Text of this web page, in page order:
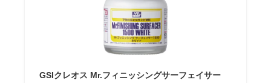
GSIクレオス Mr.フィニッシングサーフェイサー